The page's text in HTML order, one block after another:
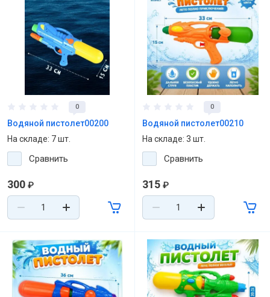
0
Водяной пистолет00200
На складе: 7 шт.
Сравнить
300 ₽
0
Водяной пистолет00210
На складе: 3 шт.
Сравнить
315 ₽